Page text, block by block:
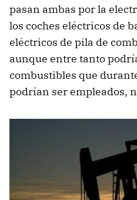
pasan ambas por la
los coches eléctricos de
eléctricos de pila de
aunque entre tanto
combustibles que
podrían ser empleados,